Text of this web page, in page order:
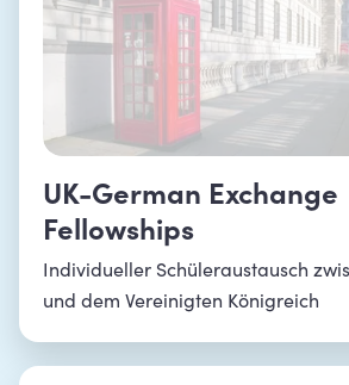
UK-German Exchange
Fellowships
Individueller Schüleraustausch
und dem Vereinigten Königreich